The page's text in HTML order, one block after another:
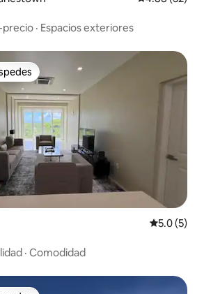
precio · Espacios exteriores
5.0 (5)
· Comodidad